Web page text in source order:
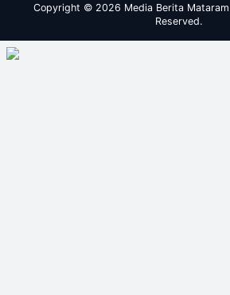
Copyright © 2026 Media Berita Mataram
Reserved.